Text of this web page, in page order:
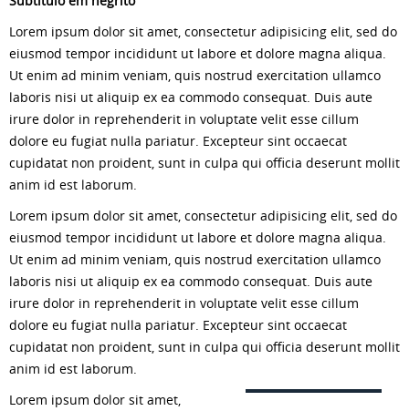
Lorem ipsum dolor sit amet, consectetur adipisicing elit, sed do
eiusmod tempor incididunt ut labore et dolore magna aliqua.
Ut enim ad minim veniam, quis nostrud exercitation ullamco
laboris nisi ut aliquip ex ea commodo consequat. Duis aute
irure dolor in reprehenderit in voluptate velit esse cillum
dolore eu fugiat nulla pariatur. Excepteur sint occaecat
cupidatat non proident, sunt in culpa qui officia deserunt mollit
anim id est laborum.
Lorem ipsum dolor sit amet, consectetur adipisicing elit, sed do
eiusmod tempor incididunt ut labore et dolore magna aliqua.
Ut enim ad minim veniam, quis nostrud exercitation ullamco
laboris nisi ut aliquip ex ea commodo consequat. Duis aute
irure dolor in reprehenderit in voluptate velit esse cillum
dolore eu fugiat nulla pariatur. Excepteur sint occaecat
cupidatat non proident, sunt in culpa qui officia deserunt mollit
anim id est laborum.
Lorem ipsum dolor sit amet,